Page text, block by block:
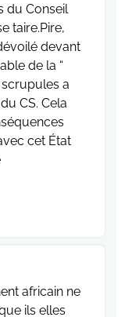
du Conseil
taire.Pire,
devant
de la “
scrupules a
CS. Cela
cet État
africain ne
ils elles